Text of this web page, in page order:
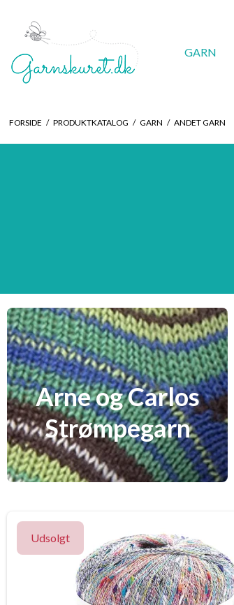
GARN
FORSIDE / PRODUKTKATALOG / GARN / ANDET GARN
Arne og Carlos
Strømpegarn
Udsolgt